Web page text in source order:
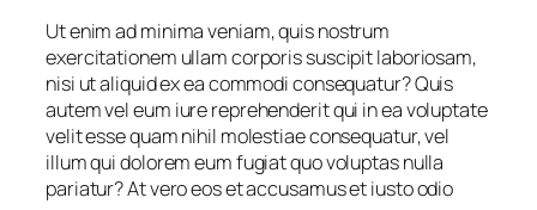
Ut enim ad minima veniam, quis nostrum
exercitationem ullam corporis suscipit laboriosam,
nisi ut aliquid ex ea commodi consequatur? Quis
autem vel eum iure reprehenderit qui in ea voluptate
velit esse quam nihil molestiae consequatur, vel
illum qui dolorem eum fugiat quo voluptas nulla
pariatur? At vero eos et accusamus et iusto odio